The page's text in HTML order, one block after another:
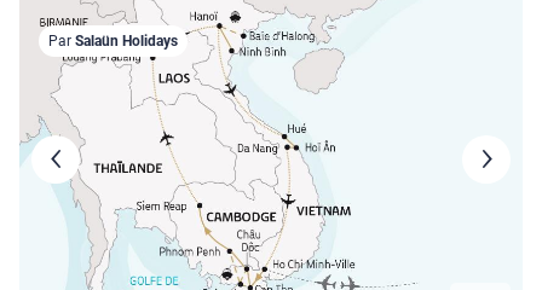
Par Salaün Holidays